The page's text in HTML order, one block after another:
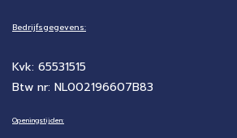
Bedrijfsgegevens:
Kvk: 65531515
Btw nr: NL002196607B83
Openingstijden: